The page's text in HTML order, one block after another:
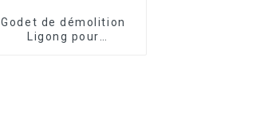
Godet de démolition
Ligong pour